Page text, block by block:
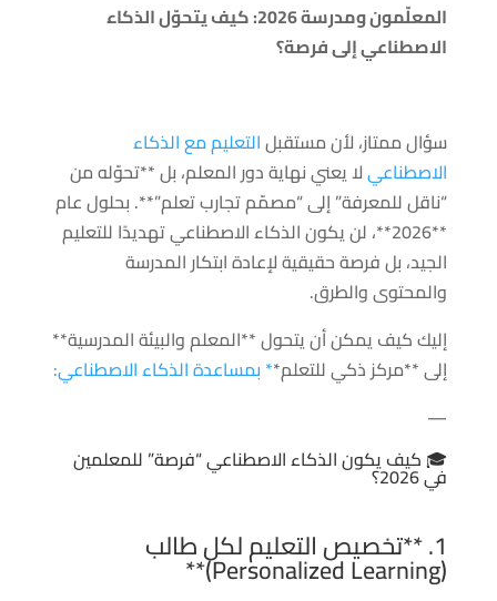
المعلّمون ومدرسة 2026: كيف يتحوّل الذكاء
الاصطناعي إلى فرصة؟
سؤال ممتاز، لأن مستقبلالتعليم مع الذكاء
الاصطناعيلا يعني نهاية دور المعلم، بل **تحوّله من
“ناقل للمعرفة” إلى “مصمّم تجارب تعلم”**. بحلول عام
**2026**، لن يكون الذكاء الاصطناعي تهديدًا للتعليم
الجيد، بل فرصة حقيقية لإعادة ابتكار المدرسة
والمحتوى والطرق.
إليك كيف يمكن أن يتحول **المعلم والبيئة المدرسية**
إلى **مركز ذكي للتعلم** بمساعدة الذكاء الاصطناعي:
—
🎓 كيف يكون الذكاء الاصطناعي “فرصة” للمعلمين
في 2026؟
1. **تخصيص التعليم لكل طالب
(Personalized Learning)**